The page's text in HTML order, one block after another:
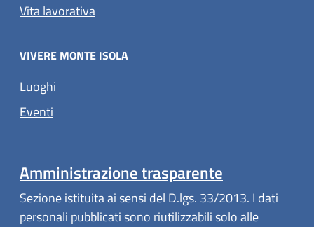
Vita lavorativa
VIVERE MONTE ISOLA
Luoghi
Eventi
Amministrazione trasparente
Sezione istituita ai sensi del D.lgs. 33/2013. I dati
personali pubblicati sono riutilizzabili solo alle